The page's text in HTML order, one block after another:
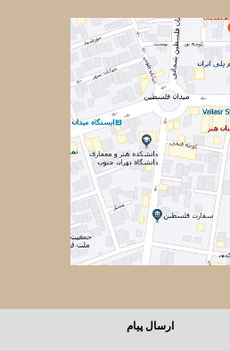
ارسال پیام